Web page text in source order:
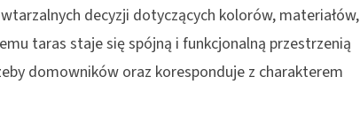
decyzji dotyczących kolorów, materiałów,
taras staje się spójną i funkcjonalną przestrzenią
domowników oraz koresponduje z charakterem